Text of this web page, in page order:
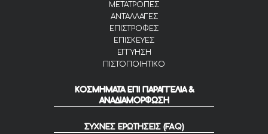
ΜΕΤΑΤΡΟΠΕΣ
ΑΝΤΑΛΛΑΓΕΣ
ΕΠΙΣΤΡΟΦΕΣ
ΕΠΙΣΚΕΥΕΣ
ΕΓΓΥΗΣΗ
ΠΙΣΤΟΠΟΙΗΤΙΚΟ
ΚΟΣΜΗΜΑΤΑ ΕΠΙ ΠΑΡΑΓΓΕΛΙΑ &
ΑΝΑΔΙΑΜΟΡΦΩΣΗ
ΣΥΧΝΕΣ ΕΡΩΤΗΣΕΙΣ (FAQ)